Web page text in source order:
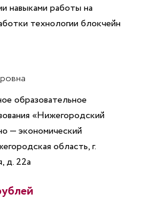
навыками работы на
технологии блокчейн
образовательное
«Нижегородский
— экономический
область, г.
д. 22а